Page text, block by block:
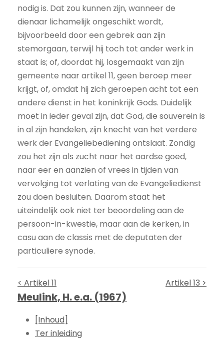
nodig is. Dat zou kunnen zijn, wanneer de
dienaar lichamelijk ongeschikt wordt,
bijvoorbeeld door een gebrek aan zijn
stemorgaan, terwijl hij toch tot ander werk in
staat is; of, doordat hij, losgemaakt van zijn
gemeente naar artikel 11, geen beroep meer
krijgt, of, omdat hij zich geroepen acht tot een
andere dienst in het koninkrijk Gods. Duidelijk
moet in ieder geval zijn, dat God, die souverein is
in al zijn handelen, zijn knecht van het verdere
werk der Evangeliebediening ontslaat. Zondig
zou het zijn als zucht naar het aardse goed,
naar eer en aanzien of vrees in tijden van
vervolging tot verlating van de Evangeliedienst
zou doen besluiten. Daarom staat het
uiteindelijk ook niet ter beoordeling aan de
persoon-in-kwestie, maar aan de kerken, in
casu aan de classis met de deputaten der
particuliere synode.
< Artikel 11 Artikel 13 >
Meulink, H. e.a. (1967)
[Inhoud]
Ter inleiding